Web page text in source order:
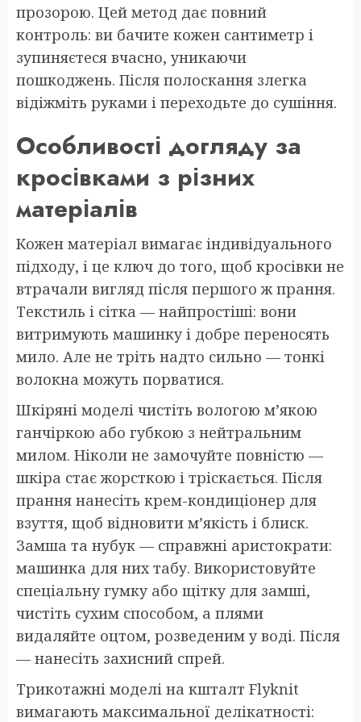
прозорою. Цей метод дає повний
контроль: ви бачите кожен сантиметр і
зупиняєтеся вчасно, уникаючи
пошкоджень. Після полоскання злегка
відіжміть руками і переходьте до сушіння.
Особливості догляду за
кросівками з різних
матеріалів
Кожен матеріал вимагає індивідуального
підходу, і це ключ до того, щоб кросівки не
втрачали вигляд після першого ж прання.
Текстиль і сітка — найпростіші: вони
витримують машинку і добре переносять
мило. Але не тріть надто сильно — тонкі
волокна можуть порватися.
Шкіряні моделі чистіть вологою м’якою
ганчіркою або губкою з нейтральним
милом. Ніколи не замочуйте повністю —
шкіра стає жорсткою і тріскається. Після
прання нанесіть крем-кондиціонер для
взуття, щоб відновити м’якість і блиск.
Замша та нубук — справжні аристократи:
машинка для них табу. Використовуйте
спеціальну гумку або щітку для замші,
чистіть сухим способом, а плями
видаляйте оцтом, розведеним у воді. Після
— нанесіть захисний спрей.
Трикотажні моделі на кшталт Flyknit
вимагають максимальної делікатності: